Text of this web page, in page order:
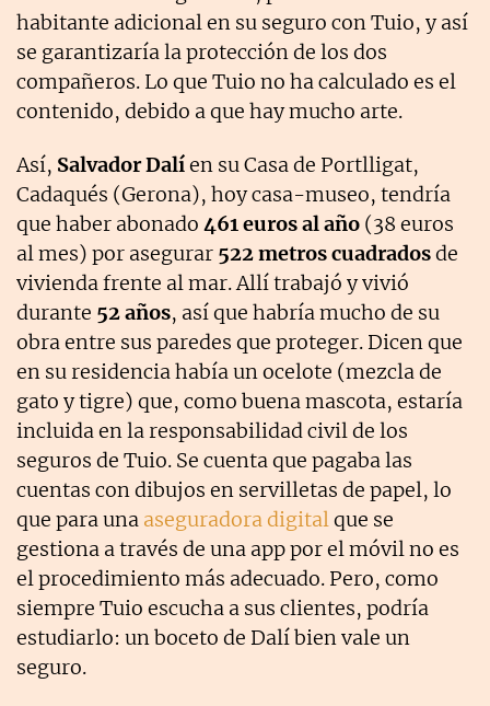
habitante adicional en su seguro con Tuio, y así
se garantizaría la protección de los dos
compañeros. Lo que Tuio no ha calculado es el
contenido, debido a que hay mucho arte.
Así, Salvador Dalíen su Casa de Portlligat,
Cadaqués (Gerona), hoy casa-museo, tendría
que haber abonado 461 euros al año (38 euros
al mes) por asegurar 522 metros cuadradosde
vivienda frente al mar. Allí trabajó y vivió
durante 52 años, así que habría mucho de su
obra entre sus paredes que proteger. Dicen que
en su residencia había un ocelote (mezcla de
gato y tigre) que, como buena mascota, estaría
incluida en la responsabilidad civil de los
seguros de Tuio. Se cuenta que pagaba las
cuentas con dibujos en servilletas de papel, lo
que para una aseguradora digitalque se
gestiona a través de una app por el móvil no es
el procedimiento más adecuado. Pero, como
siempre Tuio escucha a sus clientes, podría
estudiarlo: un boceto de Dalí bien vale un
seguro.